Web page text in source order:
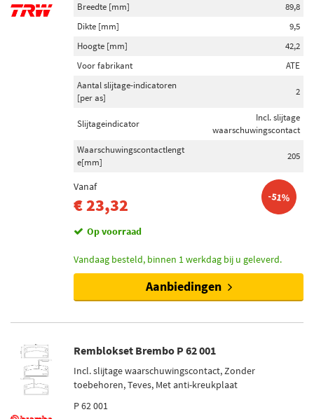
Breedte [mm]
89,8
Dikte [mm]
9,5
Hoogte [mm]
42,2
Voor fabrikant
ATE
Aantal slijtage-indicatoren
[per as]
2
Slijtageindicator
Incl. slijtage
waarschuwingscontact
Waarschuwingscontactlengt
e[mm]
205
Vanaf
€ 23,32 -51%
Op voorraad
Vandaag besteld, binnen 1 werkdag bij u geleverd.
Aanbiedingen
Remblokset Brembo P 62 001
Incl. slijtage waarschuwingscontact, Zonder
toebehoren, Teves, Met anti-kreukplaat
P 62 001